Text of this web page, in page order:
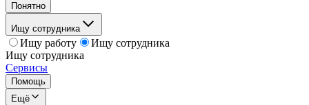
Понятно
Ищу сотрудника
Ищу работу
Ищу сотрудника
Ищу сотрудника
Сервисы
Помощь
Ещё